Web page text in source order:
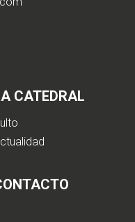
CATEDRAL